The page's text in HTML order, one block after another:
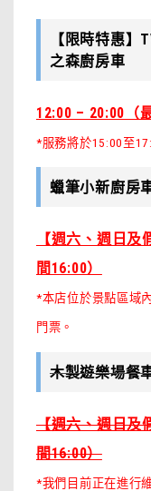
【限時特惠】
之森廚房車
12:00 – 20:00（
*服務將於15:00至
蠟筆小新廚房
【週六、週日
間16:00）
*本店位於景點區域
門票。
木製遊樂場餐
【週六、週日及
間16:00）
*我們目前正在進行